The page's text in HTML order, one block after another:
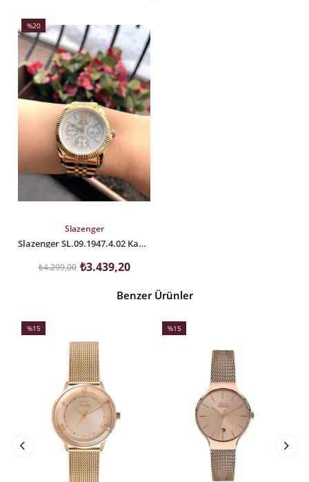
SEPETE EKLE
%20
İndirim
%20İndirim
Slazenger
Slazenger SL.09.1947.4.02 Kadın Kol Saati
₺3.439,20
₺4.299,00
Benzer Ürünler
%15
%15